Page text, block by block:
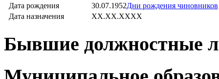
Дата рождения
30.07.1952Дни рождения чиновников
Дата назначения
XX.XX.XXXX
Бывшие должностные